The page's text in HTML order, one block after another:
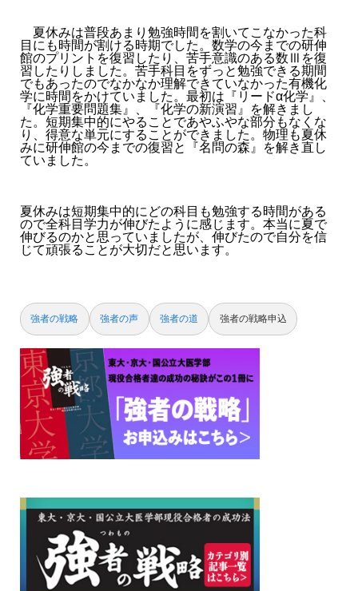
夏休みは普段あまり勉強時間を割いてこなかった科
目にも時間が割ける時期でした。数学の今までの研伸
館のプリントを復習したり、苦手意識のある数Ⅲを復
習したりしました。苦手科目をずっと勉強できる期間
でもあったのでなかなか理解できていなかった有機化
学に時間をかけていました。最初は『リードα化学』、
『化学重要問題集』、『化学の新演習』を解きまし
た。短期集中的にやることであやふやな部分もなくな
り、得意な単元にすることができました。物理も夏休
みに研伸館の今までの復習と『名問の森』を解き直し
ていました。
夏休みは短期集中的にどの科目も勉強する時間がある
ので全科目学力が伸びたように感じます。本当に夏で
伸びるのかと思っていましたが、伸びたので自分を信
じて頑張ることが大切だと思います。
強者の戦略 強者の声 強者の道 強者の戦略申込